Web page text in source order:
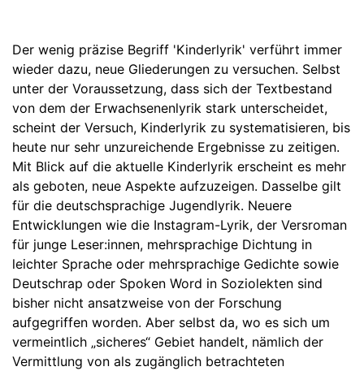
Der wenig präzise Begriff 'Kinderlyrik' verführt immer
wieder dazu, neue Gliederungen zu versuchen. Selbst
unter der Voraussetzung, dass sich der Textbestand
von dem der Erwachsenenlyrik stark unterscheidet,
scheint der Versuch, Kinderlyrik zu systematisieren, bis
heute nur sehr unzureichende Ergebnisse zu zeitigen.
Mit Blick auf die aktuelle Kinderlyrik erscheint es mehr
als geboten, neue Aspekte aufzuzeigen. Dasselbe gilt
für die deutschsprachige Jugendlyrik. Neuere
Entwicklungen wie die Instagram-Lyrik, der Versroman
für junge Leser:innen, mehrsprachige Dichtung in
leichter Sprache oder mehrsprachige Gedichte sowie
Deutschrap oder Spoken Word in Soziolekten sind
bisher nicht ansatzweise von der Forschung
aufgegriffen worden. Aber selbst da, wo es sich um
vermeintlich „sicheres“ Gebiet handelt, nämlich der
Vermittlung von als zugänglich betrachteten